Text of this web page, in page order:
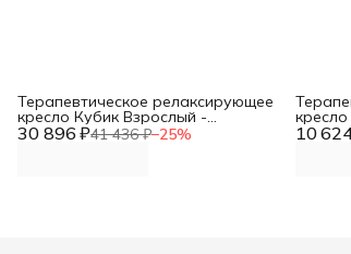
30 896 ₽41 436 ₽−25%
Терапевтическое релаксирующее
кресло Кубик Взрослый -
L70xB60xH60 черно-белый, 10